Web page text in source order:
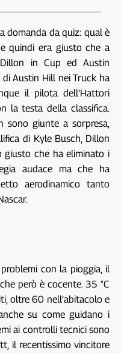
domanda da quiz: qual è
quindi era giusto che a
in Cup ed Austin
Austin Hill nei Truck ha
il pilota dell’Hattori
la testa della classifica.
sono giunte a sorpresa,
di Kyle Busch, Dillon
giusto che ha eliminato i
audace ma che ha
aerodinamico tanto
con la pioggia, il
però è cocente. 35 °C
oltre 60 nell’abitacolo e
su come guidano i
ai controlli tecnici sono
il recentissimo vincitore